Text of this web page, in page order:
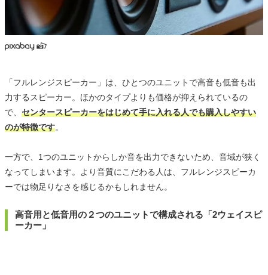
「フルレンジスピーカー」は、ひとつのユニットで高音も低音も出
力するスピーカー。ほかのタイプよりも価格が抑えられているの
で、 センタースピーカーをはじめて手に入れる人でも購入しやすい
のが特徴です。
一方で、1つのユニットからしか音を出力できないため、音域が狭く
なってしまいます。より音質にこだわる人は、フルレンジスピーカ
ーでは物足りなさを感じるかもしれません。
高音用と低音用の２つのユニットで構成される「2ウェイスピ
ーカー」